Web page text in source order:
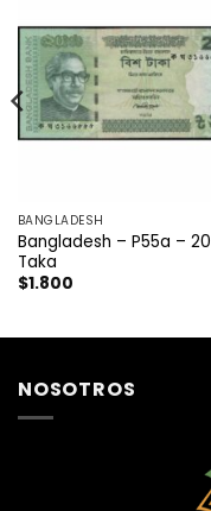
BANGLADESH
Bangladesh – P55a – 20
Taka
$1.800
NOSOTROS